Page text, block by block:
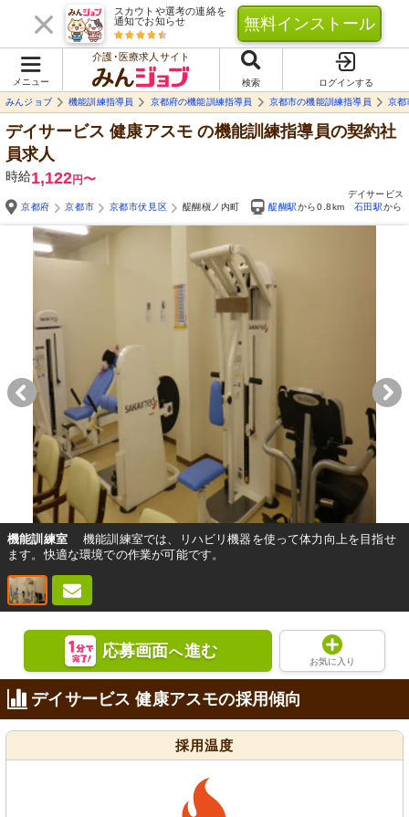
スカウトや選考の連絡を
通知でお知らせ
無料インストール
メニュー
介護･医療求人サイト
検索
ログインする
みんジョブ
機能訓練指導員 京都府の機能訓練指導員 京都市の機能訓練指導員 京都
デイサービス 健康アスモ の機能訓練指導員の契約社
員求人
時給1,122円〜
デイサービス
京都府
京都市 京都市伏見区 醍醐槇ノ内町 醍醐駅から0.8km 石田駅から
機能訓練室
機能訓練室では、リハビリ機器を使って体力向上を目指せ
ます。快適な環境での作業が可能です。
応募画面へ進む
お気に入り
デイサービス 健康アスモの採用傾向
採用温度